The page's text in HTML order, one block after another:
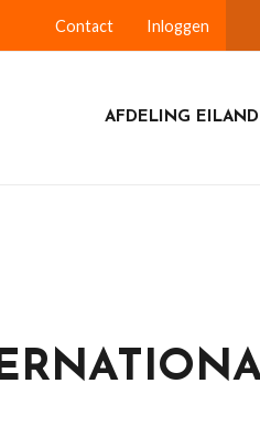
Contact Inloggen
AFDELING